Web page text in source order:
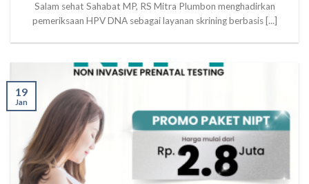
Salam sehat Sahabat MP, RS Mitra Plumbon menghadirkan
pemeriksaan HPV DNA sebagai layanan skrining berbasis [...]
19
Jan